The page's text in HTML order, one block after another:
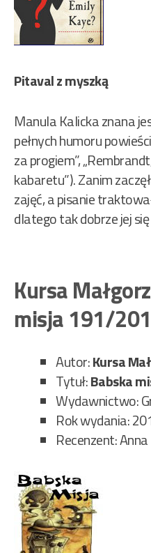
Pitaval z myszką
Manula Kalicka znana
pełnych humoru
za progiem”,
kabaretu”). Zanim
zajęć, a pisanie
dlatego tak dobrze jej
Kursa
misja 191/
Autor:Kursa
Tytuł:Babska
Wydawnictwo:
Rok wydania:
Recenzent: